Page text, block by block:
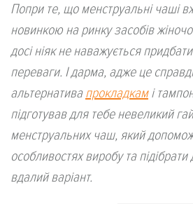
Попри те, що менструальні чаші
новинкою на ринку засобів
досі ніяк не наважується придбати
переваги. І дарма, адже це
альтернатива прокладкамі
підготував для тебе невеликий
менструальних чаш, який
особливостях виробу та
вдалий варіант.